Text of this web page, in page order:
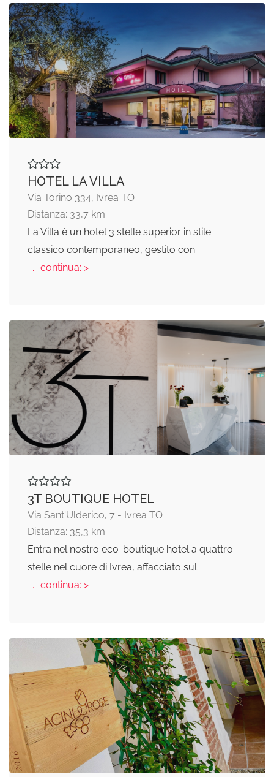
HOTEL LA VILLA
Via Torino 334, Ivrea TO
Distanza: 33,7 km
La Villa è un hotel 3 stelle superior in stile
classico contemporaneo, gestito con
... continua: >
3T BOUTIQUE HOTEL
Via Sant'Ulderico, 7 - Ivrea TO
Distanza: 35,3 km
Entra nel nostro eco-boutique hotel a quattro
stelle nel cuore di Ivrea, affacciato sul
... continua: >